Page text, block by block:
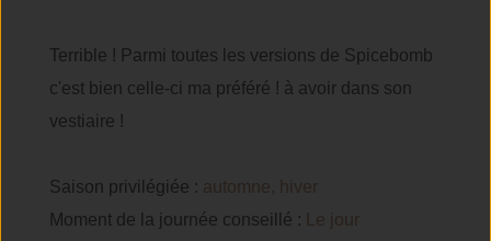
Terrible ! Parmi toutes les versions de Spicebomb
c'est bien celle-ci ma préféré ! à avoir dans son
vestiaire !
Saison privilégiée : automne, hiver
Moment de la journée conseillé :
Le jour